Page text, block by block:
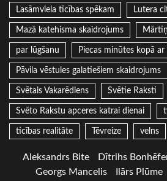
Lasāmviela ticības spēkam Lutera
Mazā katehisma skaidrojums
par lūgšanu Piecas minūtes kopā ar
Pāvila vēstules galatiešiem skaidrojums
Svētais Vakarēdiens Svētie Raksti
Svēto Rakstu apceres katrai dienai
ticības realitāte Tēvreize velns
Aleksandrs Bite Dītrihs
Georgs Mancelis
Ilārs Plūme